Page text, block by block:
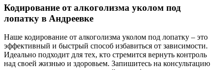
Кодирование от алкоголизма уколом под
лопатку в Андреевке
Наше кодирование от алкоголизма уколом под лопатку – это
эффективный и быстрый способ избавиться от зависимости.
Идеально подходит для тех, кто стремится вернуть контроль
над своей жизнью и здоровьем. Запишитесь на консультацию